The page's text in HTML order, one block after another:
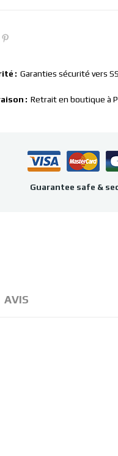
Garanties sécurité vers
Retrait en boutique à
Guarantee safe &
AVIS